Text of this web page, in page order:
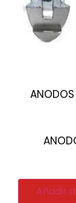
ANODOS
Añadir